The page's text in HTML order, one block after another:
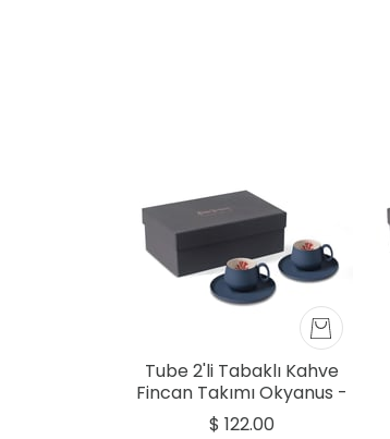
Tube 2'li Tabaklı Kahve
Fincan Takımı Okyanus -
Red Coral
$ 122.00